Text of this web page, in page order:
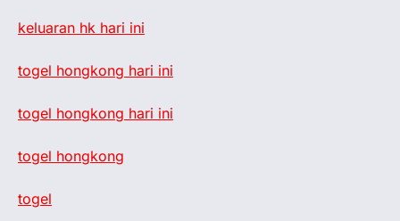
keluaran hk hari ini
togel hongkong hari ini
togel hongkong hari ini
togel hongkong
togel